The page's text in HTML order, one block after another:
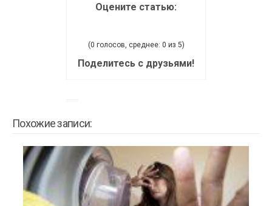
Оцените статью:
(0 голосов, среднее: 0 из 5)
Поделитесь с друзьями!
Похожие записи: